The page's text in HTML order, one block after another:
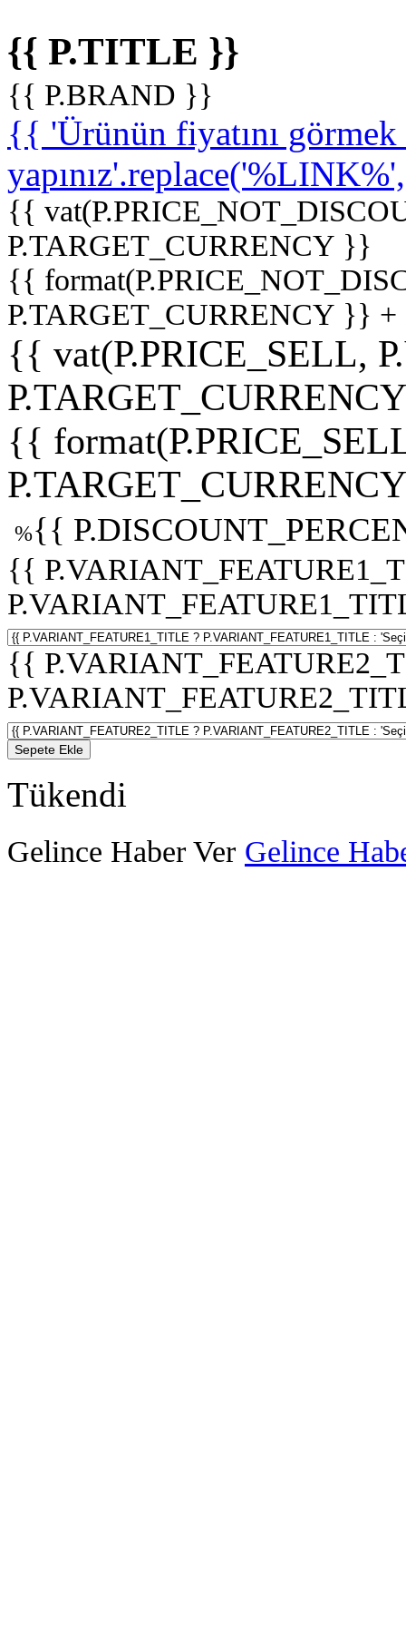
{{ P.TITLE }}
{{ P.BRAND }}
{{ 'Ürünün fiyatını
{{
P.TARGET_CURRENCY }}
{{
P.TARGET_CURRENCY }}
{{ vat(P.PRICE_SELL,
{{
%{{
{{
{{
Sepete Ekle
Tükendi
Gelince Haber Ver Gelince